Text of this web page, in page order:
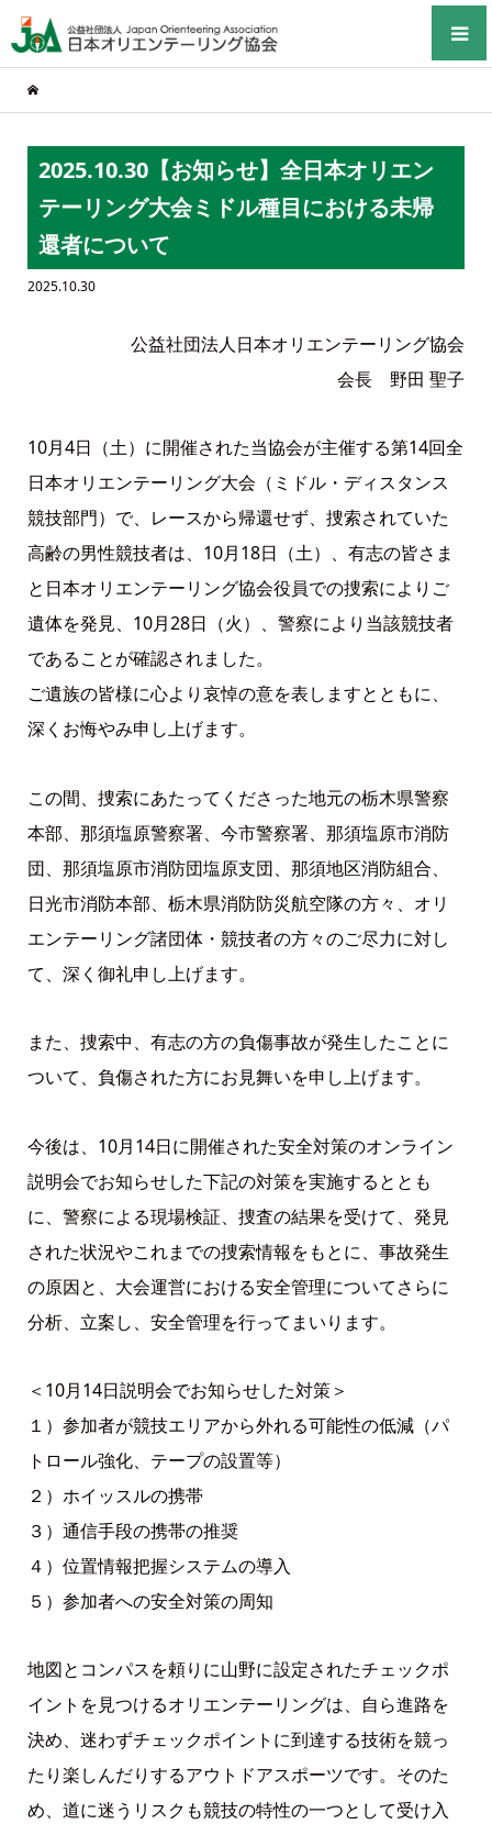
2025.10.30【お知らせ】全日本オリエン
テーリング大会ミドル種目における未帰
還者について
2025.10.30
公益社団法人日本オリエンテーリング協会
会長 野田 聖子
10月4日（土）に開催された当協会が主催する第14回全
日本オリエンテーリング大会（ミドル・ディスタンス
競技部門）で、レースから帰還せず、捜索されていた
高齢の男性競技者は、10月18日（土）、有志の皆さま
と日本オリエンテーリング協会役員での捜索によりご
遺体を発見、10月28日（火）、警察により当該競技者
であることが確認されました。
ご遺族の皆様に心より哀悼の意を表しますとともに、
深くお悔やみ申し上げます。
この間、捜索にあたってくださった地元の栃木県警察
本部、那須塩原警察署、今市警察署、那須塩原市消防
団、那須塩原市消防団塩原支団、那須地区消防組合、
日光市消防本部、栃木県消防防災航空隊の方々、オリ
エンテーリング諸団体・競技者の方々のご尽力に対し
て、深く御礼申し上げます。
また、捜索中、有志の方の負傷事故が発生したことに
ついて、負傷された方にお見舞いを申し上げます。
今後は、10月14日に開催された安全対策のオンライン
説明会でお知らせした下記の対策を実施するととも
に、警察による現場検証、捜査の結果を受けて、発見
された状況やこれまでの捜索情報をもとに、事故発生
の原因と、大会運営における安全管理についてさらに
分析、立案し、安全管理を行ってまいります。
＜10月14日説明会でお知らせした対策＞
１）参加者が競技エリアから外れる可能性の低減（パ
トロール強化、テープの設置等）
２）ホイッスルの携帯
３）通信手段の携帯の推奨
４）位置情報把握システムの導入
５）参加者への安全対策の周知
地図とコンパスを頼りに山野に設定されたチェックポ
イントを見つけるオリエンテーリングは、自ら進路を
決め、迷わずチェックポイントに到達する技術を競っ
たり楽しんだりするアウトドアスポーツです。そのた
め、道に迷うリスクも競技の特性の一つとして受け入